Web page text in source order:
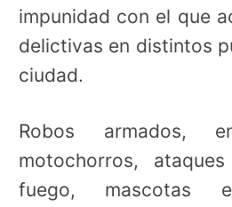
impunidad con el que
delictivas en distintos
ciudad.
Robos armados,
motochorros,
fuego, mascotas